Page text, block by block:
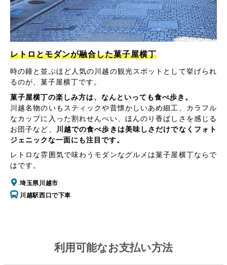
レトロとモダンが融合した菓子屋横丁
時の鐘と並ぶほど人気の川越の観光スポットとして挙げられ
るのが、菓子屋横丁です。
菓子屋横丁の楽しみ方は、なんといっても食べ歩き。
川越名物のいもスティックや昔懐かしいあめ細工、カラフル
なカップに入った割れせんべい、ほんのり香ばしさを感じる
お団子など、
川越での食べ歩きは美味しさだけでなくフォト
ジェニックな一面にも注目です。
レトロな雰囲気で味わうモダンなグルメは菓子屋横丁ならで
はです。
埼玉県川越市
川越駅西口で下車
利用可能なお支払い方法